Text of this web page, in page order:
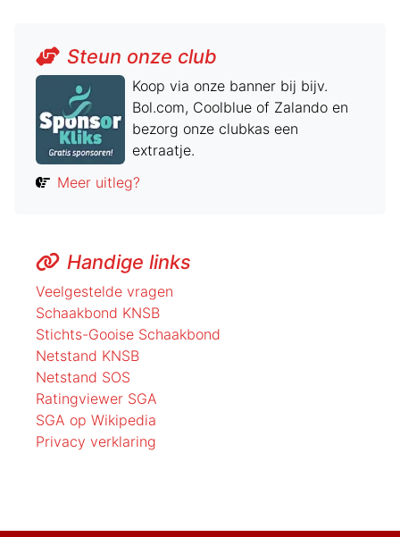
Steun onze club
Koop via onze banner bij bijv.
Bol.com, Coolblue of Zalando en
bezorg onze clubkas een
extraatje.
Meer uitleg?
Handige links
Veelgestelde vragen
Schaakbond KNSB
Stichts-Gooise Schaakbond
Netstand KNSB
Netstand SOS
Ratingviewer SGA
SGA op Wikipedia
Privacy verklaring